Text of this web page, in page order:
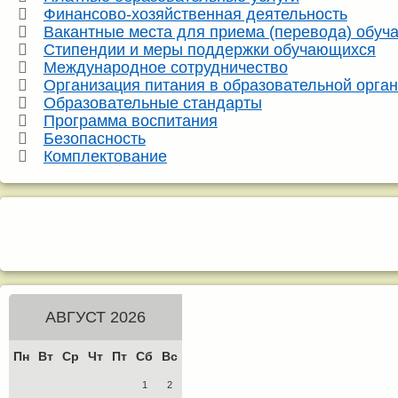
Финансово-хозяйственная деятельность
Вакантные места для приема (перевода)
Стипендии и меры поддержки обучающихся
Международное сотрудничество
Организация питания в образовательной
Образовательные стандарты
Программа воспитания
Безопасность
Комплектование
АВГУСТ 2026
Пн Вт Ср Чт Пт Сб Вс
1 2